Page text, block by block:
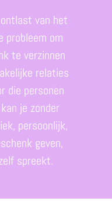
van het
probleem om
te verzinnen
relaties
die personen
je zonder
persoonlijk,
geven,
spreekt.